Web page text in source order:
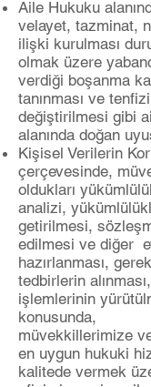
Aile Hukuku
velayet, tazminat,
ilişki kurulması
olmak üzere
verdiği boşanma
tanınması ve
değiştirilmesi gibi
alanında doğan
Kişisel Verilerin
çerçevesinde,
oldukları
analizi,
getirilmesi,
edilmesi ve diğer
hazırlanması,
tedbirlerin
işlemlerinin
konusunda,
müvekkillerimize ve
en uygun hukuki
kalitede vermek